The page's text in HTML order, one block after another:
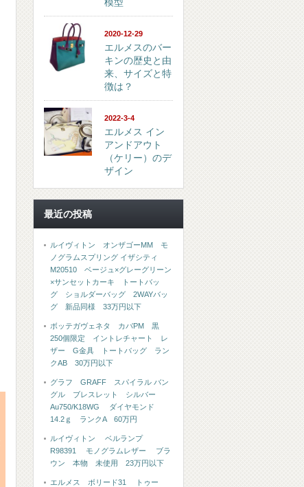
模型
2020-12-29
エルメスのバー
キンの歴史と由
来、サイズと特
徴は？
2022-3-4
エルメス イン
アンドアウト
（ケリー）のデ
ザイン
最近の投稿
ルイヴィトン オンザゴーMM モ
ノグラムスプリング イザシティ
M20510 ベージュ×グレーグリーン
×サンセットカーキ トートバッ
グ ショルダーバッグ 2WAYバッ
グ 新品同様 33万円以下
ボッテガヴェネタ カバPM 黒
250個限定 イントレチャート レ
ザー G金具 トートバッグ ラン
クAB 30万円以下
グラフ GRAFF スパイラル バン
グル ブレスレット シルバー
Au750/K18WG ダイヤモンド
14.2ｇ ランクA 60万円
ルイヴィトン ベルランプ
R98391 モノグラムレザー ブラ
ウン 本物 未使用 23万円以下
エルメス ボリード31 トゥー